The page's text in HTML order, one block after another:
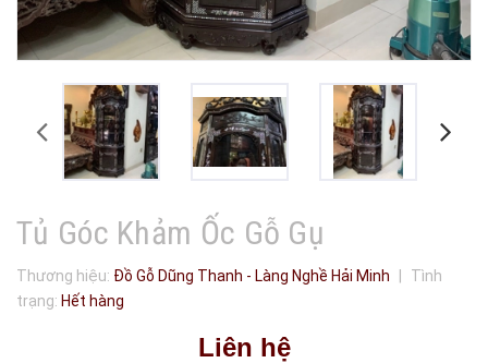
Tủ Góc Khảm Ốc Gỗ Gụ
Thương hiệu: Đồ Gỗ Dũng Thanh - Làng Nghề Hải Minh
Tình
trạng: Hết hàng
Liên hệ